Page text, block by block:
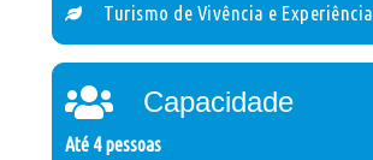
Turismo de Vivência e Experiência
Capacidade
Até 4 pessoas